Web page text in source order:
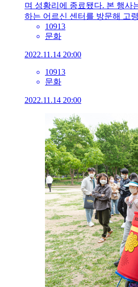
며 성황리에 종료됐다. 본 행사
하는 어르신 센터를 방문해 고
10913
문화
2022.11.14 20:00
10913
문화
2022.11.14 20:00